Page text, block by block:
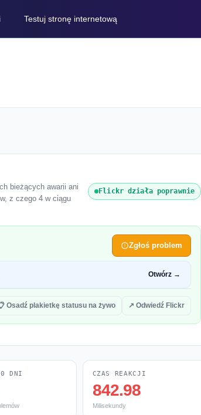
Testuj stronę internetową
bieżących awarii ani
z czego 4 w ciągu
Flickr działa poprawnie
Zgłoś problem
Otwórz →
Osadź plakietkę statusu na żywo ↗ Odwiedź Flickr
DNI CZAS REAKCJI
842.98
Milisekundy